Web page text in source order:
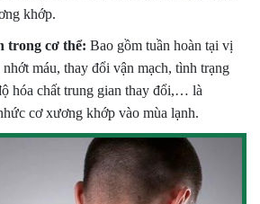
khớp.
trong cơ thể: Bao gồm tuần hoàn tại vị
máu, thay đổi vận mạch, tình trạng
hóa chất trung gian thay đổi,… là
cơ xương khớp vào mùa lạnh.